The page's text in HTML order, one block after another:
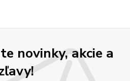
novinky, akcie a